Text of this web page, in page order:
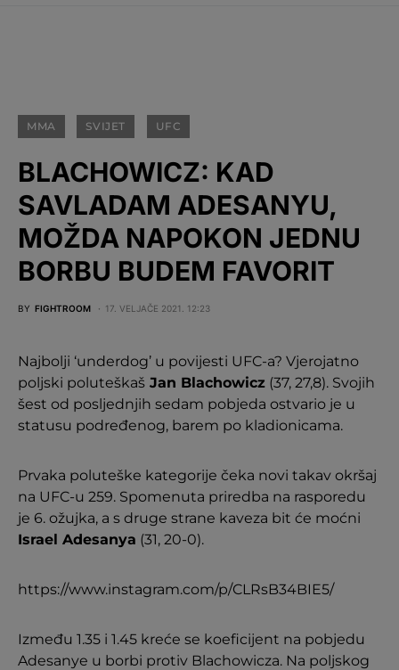
MMA SVIJET UFC
BLACHOWICZ: KAD
SAVLADAM ADESANYU,
MOŽDA NAPOKON JEDNU
BORBU BUDEM FAVORIT
BY FIGHTROOM 17. VELJAČE 2021. 12:23
Najbolji ‘underdog’ u povijesti UFC-a? Vjerojatno
poljski poluteškaš Jan Blachowicz (37, 27,8). Svojih
šest od posljednjih sedam pobjeda ostvario je u
statusu podređenog, barem po kladionicama.
Prvaka poluteške kategorije čeka novi takav okršaj
na UFC-u 259. Spomenuta priredba na rasporedu
je 6. ožujka, a s druge strane kaveza bit će moćni
Israel Adesanya (31, 20-0).
https://www.instagram.com/p/CLRsB34BIE5/
Između 1.35 i 1.45 kreće se koeficijent na pobjedu
Adesanye u borbi protiv Blachowicza. Na poljskog